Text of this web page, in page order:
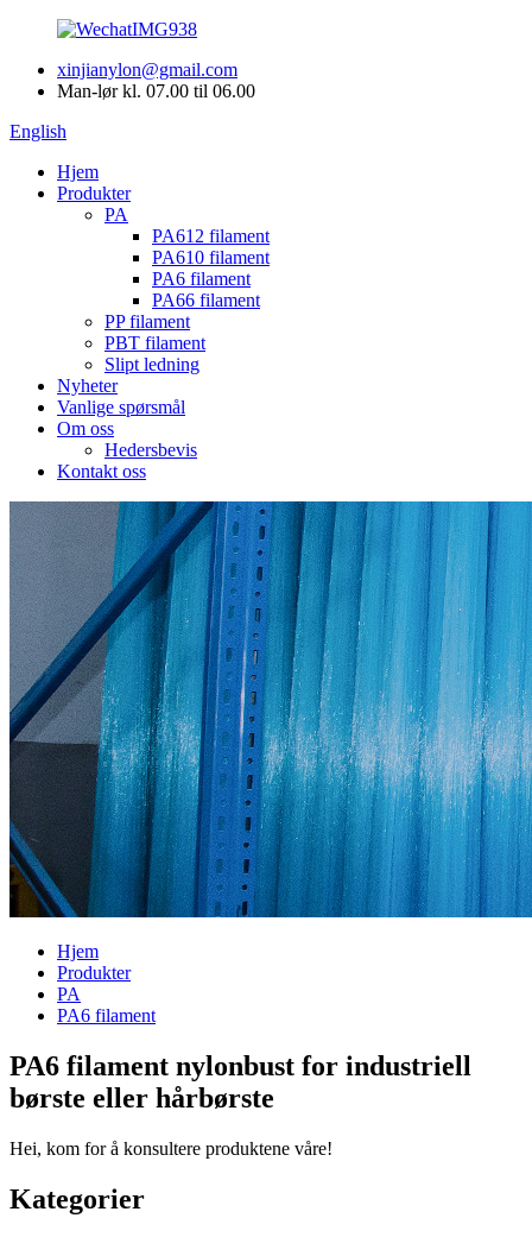
xinjianylon@gmail.com
Man-lør kl. 07.00 til 06.00
English
Hjem
Produkter
PA
PA612 filament
PA610 filament
PA6 filament
PA66 filament
PP filament
PBT filament
Slipt ledning
Nyheter
Vanlige spørsmål
Om oss
Hedersbevis
Kontakt oss
Hjem
Produkter
PA
PA6 filament
PA6 filament nylonbust for industriell
børste eller hårbørste
Hei, kom for å konsultere produktene våre!
Kategorier